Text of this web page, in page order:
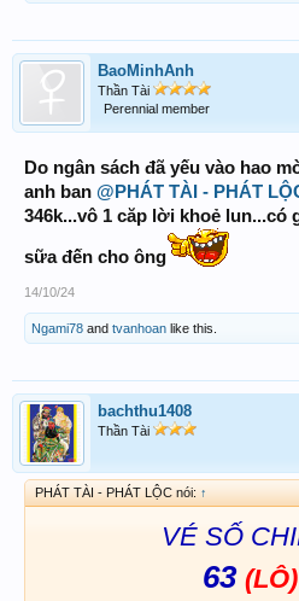
BaoMinhAnh
Thần Tài
Perennial member
Do ngân sách đã yếu vào hao
anh ban @PHÁT TÀI - PHÁT
346k...vô 1 căp lời khoẻ lun...có
sữa đến cho ông
14/10/24
Ngami78 and tvanhoan like this.
bachthu1408
Thần Tài
PHÁT TÀI - PHÁT LỘC nói: ↑
VÉ SỐ
63 (LÔ)